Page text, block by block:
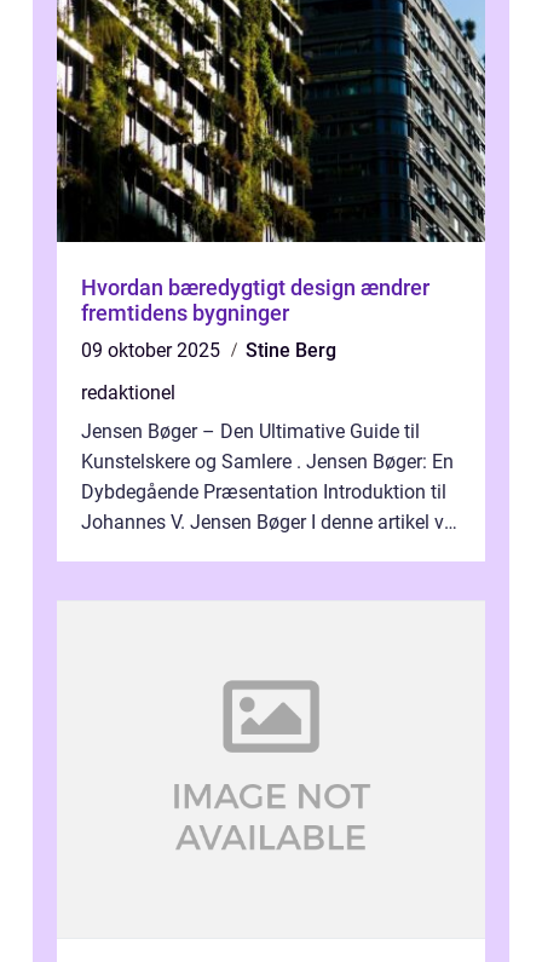
Hvordan bæredygtigt design ændrer
fremtidens bygninger
09 oktober 2025
Stine Berg
redaktionel
Jensen Bøger – Den Ultimative Guide til
Kunstelskere og Samlere . Jensen Bøger: En
Dybdegående Præsentation Introduktion til
Johannes V. Jensen Bøger I denne artikel vil